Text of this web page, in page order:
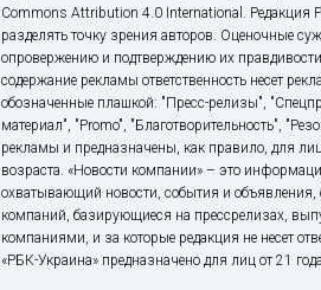
Commons Attribution 4.0 International. Редакция
разделять точку зрения авторов. Оценочные
опровержению и подтверждению их
содержание рекламы ответственность несет
обозначенные плашкой: "Пресс-релизы",
материал", "Promo", "Благотворительность",
рекламы и предназначены, как правило, для
возраста. «Новости компании» – это
охватывающий новости, события и объявления,
компаний, базирующиеся на прессрелизах,
компаниями, и за которые редакция не несет
«РБК-Украина» предназначено для лиц от 21